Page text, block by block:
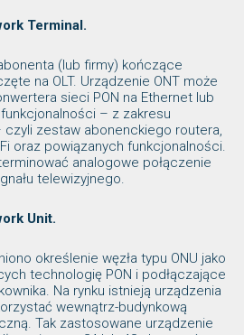
Terminal.
(lub firmy) kończące
na OLT. Urządzenie ONT może
sieci PON na Ethernet lub
– z zakresu
czyli zestaw abonenckiego routera,
oraz powiązanych funkcjonalności.
analogowe połączenie
telewizyjnego.
Unit.
określenie węzła typu ONU jako
technologię PON i podłączające
Na rynku istnieją urządzenia
wewnątrz-budynkową
Tak zastosowane urządzenie